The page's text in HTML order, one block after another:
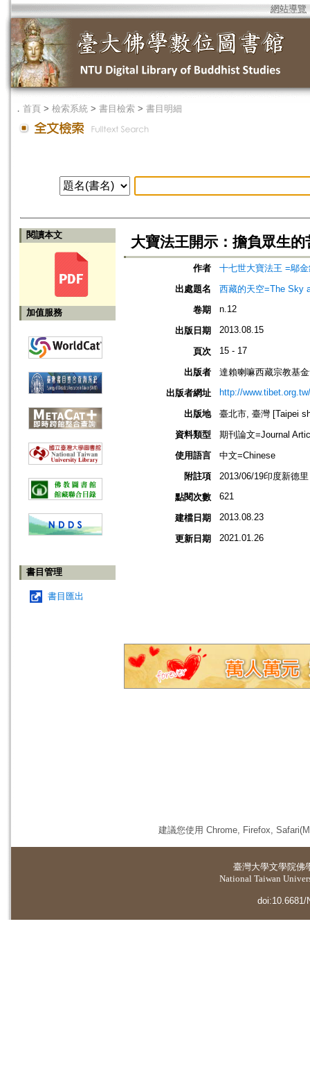
網站導覽
． 首頁 > 檢索系統 > 書目檢索 > 書目明細
閱讀本文
加值服務
書目管理
書目匯出
大寶法王開示：擔負眾生的
作者
十七世大寶法王 =鄔
出處題名
西藏的天空=The Sky
卷期
n.12
出版日期 2013.08.15
頁次 15 - 17
出版者
達賴喇嘛西藏宗教基
出版者網址
http://www.tibet.org.tw/
出版地
臺北市, 臺灣 [Taipei
資料類型
期刊論文=Journal
使用語言
中文=Chinese
附註項
2013/06/19印度新德
點閱次數
621
建檔日期 2013.08.23
更新日期 2021.01.26
建議您使用 Chrome, Firefox,
臺灣大學文學院佛
National Taiwan
doi:10.6681/